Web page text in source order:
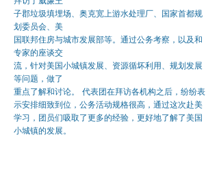
子郡垃圾填埋场、奥克宽上游水处理厂、国家首都规
划委员会、美
国联邦住房与城市发展部等。通过公务考察，以及和
专家的座谈交
流，针对美国小城镇发展、资源循坏利用、规划发展
等问题，做了
重点了解和讨论。 代表团在拜访各机构之后，纷纷表
示安排细致到位，公务活动规格很高，通过这次赴美
学习，团员们吸取了更多的经验，更好地了解了美国
小城镇的发展。